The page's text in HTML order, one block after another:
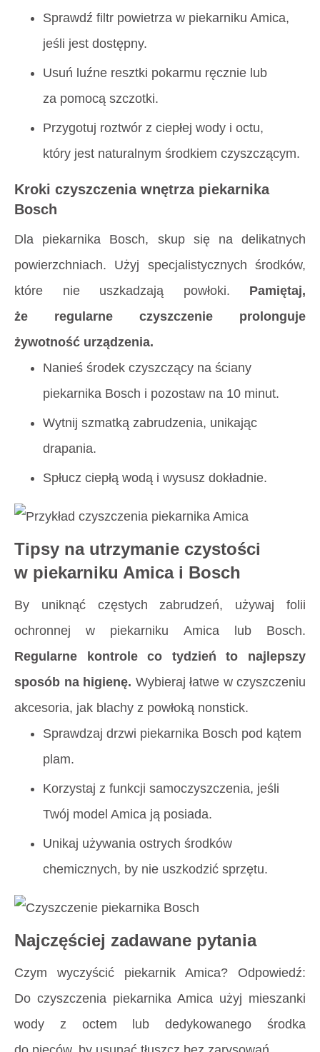
Sprawdź filtr powietrza w piekarniku Amica,
jeśli jest dostępny.
Usuń luźne resztki pokarmu ręcznie lub
za pomocą szczotki.
Przygotuj roztwór z ciepłej wody i octu,
który jest naturalnym środkiem czyszczącym.
Kroki czyszczenia wnętrza piekarnika
Bosch
Dla piekarnika Bosch, skup się na delikatnych
powierzchniach. Użyj specjalistycznych środków,
które nie uszkadzają powłoki. Pamiętaj,
że regularne czyszczenie prolonguje
żywotność urządzenia.
Nanieś środek czyszczący na ściany
piekarnika Bosch i pozostaw na 10 minut.
Wytnij szmatką zabrudzenia, unikając
drapania.
Spłucz ciepłą wodą i wysusz dokładnie.
Tipsy na utrzymanie czystości
w piekarniku Amica i Bosch
By uniknąć częstych zabrudzeń, używaj folii
ochronnej w piekarniku Amica lub Bosch.
Regularne kontrole co tydzień to najlepszy
sposób na higienę. Wybieraj łatwe w czyszczeniu
akcesoria, jak blachy z powłoką nonstick.
Sprawdzaj drzwi piekarnika Bosch pod kątem
plam.
Korzystaj z funkcji samoczyszczenia, jeśli
Twój model Amica ją posiada.
Unikaj używania ostrych środków
chemicznych, by nie uszkodzić sprzętu.
Najczęściej zadawane pytania
Czym wyczyścić piekarnik Amica? Odpowiedź:
Do czyszczenia piekarnika Amica użyj mieszanki
wody z octem lub dedykowanego środka